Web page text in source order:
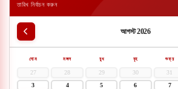
তারিখ নির্বাচন করুন
আগস্ট 2026
সোম মঙ্গল বুধ বৃহ শুক্র
27 28 29 30 31
3
4 5 6 7